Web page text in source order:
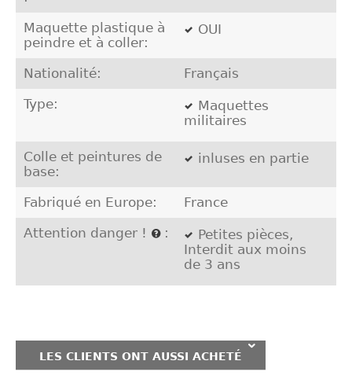
Maquette plastique à
peindre et à coller:
OUI
Nationalité: Français
Type:
Maquettes
militaires
Colle et peintures de
base:
inluses en partie
Fabriqué en Europe: France
Attention danger ! :
Petites pièces,
Interdit aux moins
de 3 ans
LES CLIENTS ONT AUSSI ACHETÉ